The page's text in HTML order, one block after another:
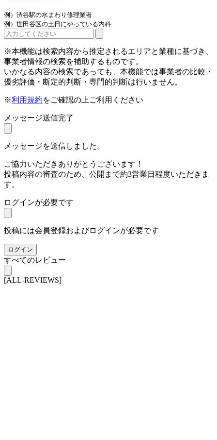
例）渋谷駅の水まわり修理業者
例）世田谷区の土日にやっている内科
※本機能は検索内容から推定されるエリアと業種に基づき、
事業者情報の検索を補助するものです。
いかなる内容の検索であっても、本機能では事業者の比較・
優劣評価・断定的判断・専門的判断は行いません。
※利用規約をご確認の上ご利用ください
メッセージ送信完了
メッセージを送信しました。
ご協力いただきありがとうございます！
投稿内容の審査のため、公開まで約3営業日程度いただきま
す。
ログインが必要です
投稿には会員登録およびログインが必要です
ログイン
すべてのレビュー
[ALL-REVIEWS]